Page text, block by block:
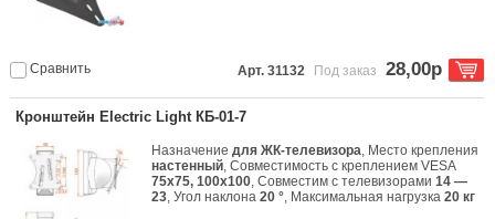
Сравнить Арт. 31132 Под заказ 28,00р
Кронштейн Electric Light КБ-01-7
Назначениедля ЖК-телевизора, Место крепления
настенный, Совместимость с креплением VESA
75x75, 100x100, Совместим с телевизорами14 —
23, Угол наклона20 °, Максимальная нагрузка20 кг